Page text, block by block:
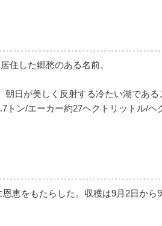
住した郷愁のある名前。
日が美しく反射する冷たい湖である
ン/エーカー約27ヘクトリットル/
恵をもたらした。収穫は9月2日から